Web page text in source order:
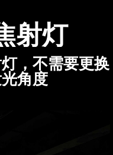
射灯
，不需要更换
角度